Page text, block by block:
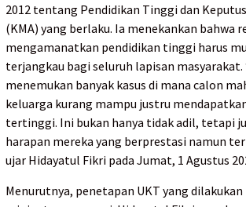
2012 tentang Pendidikan Tinggi dan
(KMA) yang berlaku. Ia menekankan bahwa
mengamanatkan pendidikan tinggi harus
terjangkau bagi seluruh lapisan masyarakat.
menemukan banyak kasus di mana calon
keluarga kurang mampu justru
tertinggi. Ini bukan hanya tidak adil, tetapi
harapan mereka yang berprestasi namun
ujar Hidayatul Fikri pada Jumat, 1 Agustus
Menurutnya, penetapan UKT yang